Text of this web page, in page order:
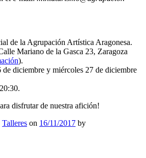
de la Agrupación Artística Aragonesa.
Mariano de la Gasca 23, Zaragoza
).
de diciembre y miércoles 27 de diciembre
disfrutar de nuestra afición!
Talleres on 16/11/2017 by